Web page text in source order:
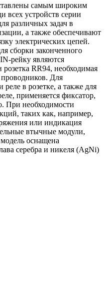
самым широким
всех устройств серии
различных задач в
а также обеспечивают
электрических цепей.
сборки законченного
рейку являются
RR94, необходимая
Для
в розетке, а также для
применяется фиксатор,
При необходимости
таких как, например,
или индикация
втычные модули,
оснащена
серебра и никеля (AgNi)